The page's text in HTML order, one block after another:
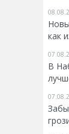
как
В